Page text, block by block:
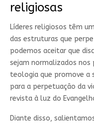
religiosas
Líderes religiosos têm
das estruturas que
podemos aceitar que
sejam normalizados
teologia que promove a
para a perpetuação da
revista à luz do
Diante disso,